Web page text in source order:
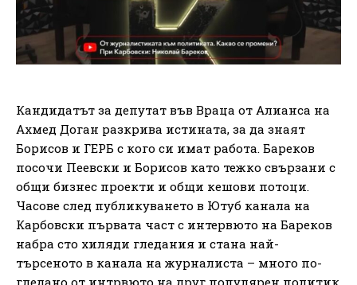
Кандидатът за депутат във Враца от Алианса на
Ахмед Доган разкрива истината, за да знаят
Борисов и ГЕРБ с кого си имат работа. Бареков
посочи Пеевски и Борисов като тежко свързани с
общи бизнес проекти и общи кешови потоци.
Часове след публикуването в Ютуб канала на
Карбовски първата част с интервюто на Бареков
набра сто хиляди гледания и стана най-
търсеното в канала на журналиста – много по-